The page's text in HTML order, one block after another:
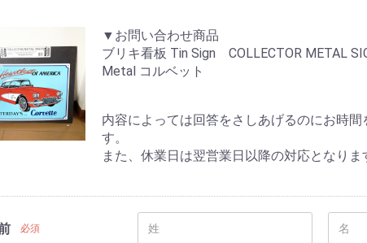
▼お問い合わせ商品
ブリキ看板 Tin Sign COLLECTOR METAL
Metal コルベット
内容によっては回答をさしあげるのにお時間
す。
また、休業日は翌営業日以降の対応となりま
必須